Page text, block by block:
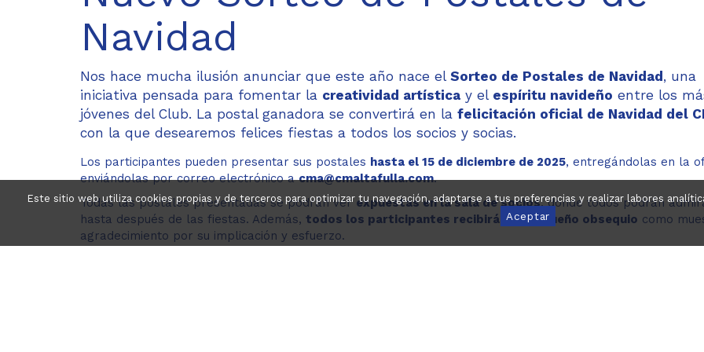
Este sitio web utiliza cookies propias y de terceros para optimizar tu navegación, adaptarse a tus preferencias y realizar labores
Aceptar
Navidad
Nos hace mucha ilusión anunciar que este año nace el Sorteo de Postales de Navidad, una
iniciativa pensada para fomentar la creatividad artística y el espíritu navideño entre los
jóvenes del Club. La postal ganadora se convertirá en la felicitación oficial de Navidad del
con la que desearemos felices fiestas a todos los socios y socias.
Los participantes pueden presentar sus postales hasta el 15 de diciembre de 2025, entregándolas en la
enviándolas por correo electrónico acma@cmaltafulla.com.
Todas las postales presentadas se podrán ver expuestas en la sala de socios, donde todos podrán
hasta después de las fiestas. Además, todos los participantes recibirán un pequeño obsequio como
agradecimiento por su implicación y esfuerzo.